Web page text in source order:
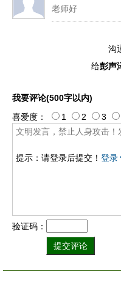
老师好
沟
给彭声
我要评论(500字以内)
提示：请登录后提交！ 登录
喜爱度： 1 2 3
验证码：